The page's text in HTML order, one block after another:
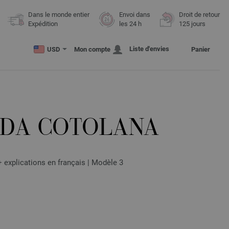
Dans le monde entier
Expédition
Envoi dans
les 24 h
Droit de retour
125 jours
USD Mon compte Liste d'envies Panier
COTOLANA
explications en français | Modèle 3